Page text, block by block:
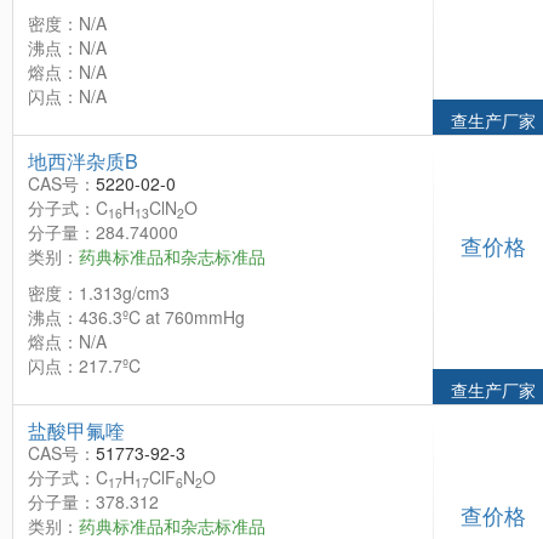
密度：N/A
沸点：N/A
熔点：N/A
闪点：N/A
查生产厂家
地西泮杂质B
CAS号： 5220-02-0
分子式：C16H13ClN2O
分子量：284.74000
类别： 药典标准品和杂志标准品
密度：1.313g/cm3
沸点：436.3ºC at 760mmHg
熔点：N/A
闪点：217.7ºC
查价格
查生产厂家
盐酸甲氟喹
CAS号： 51773-92-3
分子式：C17H17ClF6N2O
分子量：378.312
类别： 药典标准品和杂志标准品
查价格